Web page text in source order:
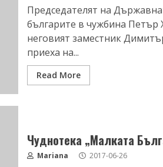
Председателят на
българите в чужбина Петър
неговият заместник
приеха на...
Read More
Чуднотека „Малката
Mariana 2017-06-26